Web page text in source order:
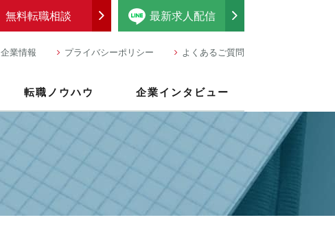
最新求人配信
無料転職相談
企業情報 プライバシーポリシー よくあるご質問
転職ノウハウ 企業インタビュー